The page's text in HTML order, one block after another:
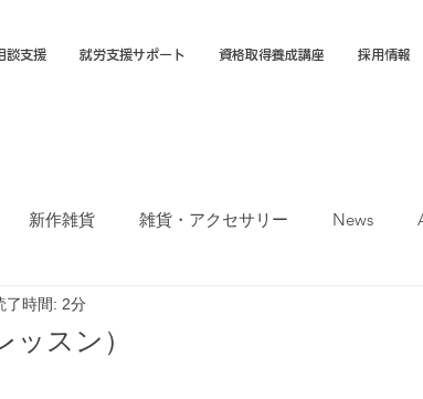
談支援 就労支援サポート 資格取得養成講座 採用情報
新作雑貨 雑貨・アクセサリー News
マーケット
ッスン）
了時間: 2分